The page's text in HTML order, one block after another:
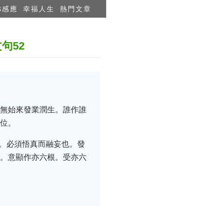
感應 幸福人生 熱門文章
52
始來發業潤生。誰作誰
。
必須悟真而融妄也。發
意顯作亦六根。受亦六